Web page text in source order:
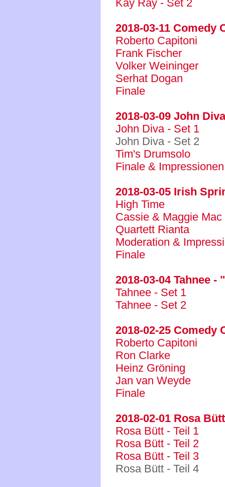
Kay Ray - Set 2
2018-03-11 Comedy
Roberto Capitoni
Frank Fischer
Volker Weininger
Serhat Dogan
Finale
2018-03-09 John
John Diva - Set 1
John Diva - Set 2
Tim's Drumsolo
Finale & Impressionen
2018-03-05 Irish
High Time
Cassie & Maggie
Quartett Rianta
Moderation &
Finale
2018-03-04 Tahnee
Tahnee - Set 1
Tahnee - Set 2
2018-02-25 Comedy
Roberto Capitoni
Ron Clarke
Heinz Gröning
Jan van Weyde
Finale
2018-02-01 Rosa
Rosa Bütt - Teil 1
Rosa Bütt - Teil 2
Rosa Bütt - Teil 3
Rosa Bütt - Teil 4